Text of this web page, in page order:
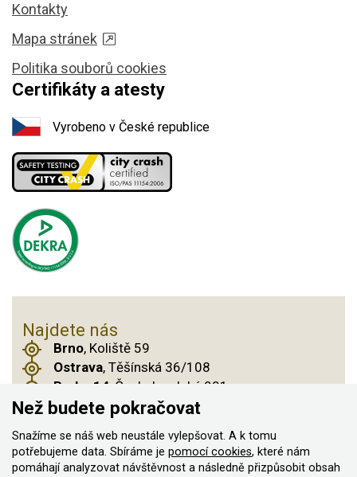
Kontakty
Mapa stránek
Politika souborů cookies
Certifikáty a atesty
Vyrobeno v České republice
Najdete nás
Brno, Koliště 59
Ostrava, Těšínská 36/108
Praha 14, Českobrodská 901
© 2011–2026 ASN Hakr Brno. Všechna práva
vyhrazena
Než budete pokračovat
Snažíme se náš web neustále vylepšovat. A k tomu
potřebujeme data. Sbíráme je pomocí cookies, které nám
pomáhají analyzovat návštěvnost a následně přizpůsobit obsah